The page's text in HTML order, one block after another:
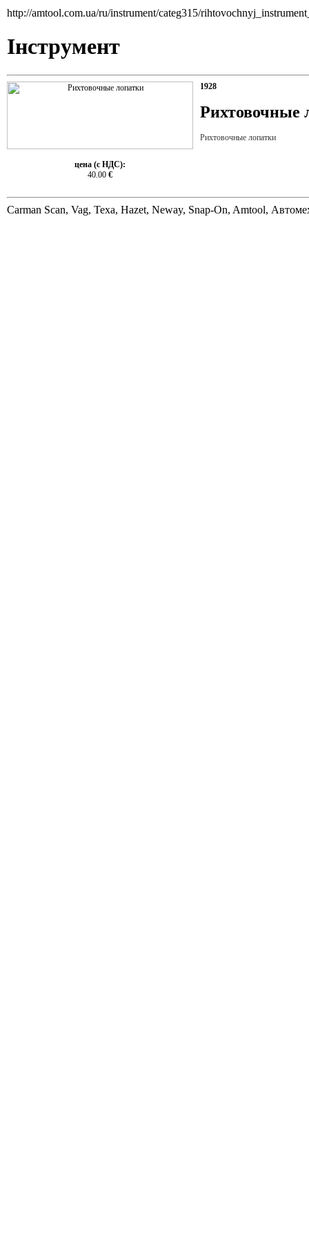
http://amtool.com.ua/ru/instrument/categ315/
Інструмент
цена (с НДС):
40.00 €
1928
Рихтовочные
Рихтовочные лопатки
Carman Scan, Vag, Texa, Hazet, Neway, Snap-On, Amtool,